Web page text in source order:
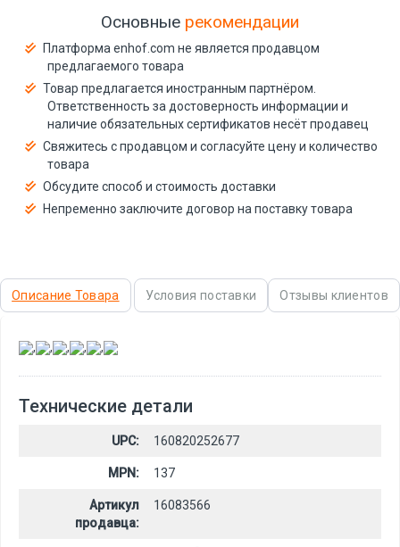
Основные рекомендации
Платформа enhof.com не является продавцом
предлагаемого товара
Товар предлагается иностранным партнёром.
Ответственность за достоверность информации и
наличие обязательных сертификатов несёт продавец
Свяжитесь с продавцом и согласуйте цену и количество
товара
Обсудите способ и стоимость доставки
Непременно заключите договор на поставку товара
Описание Товара Условия поставки Отзывы клиентов
, , , , ,
Технические детали
UPC: 160820252677
MPN: 137
Артикул
продавца:
16083566